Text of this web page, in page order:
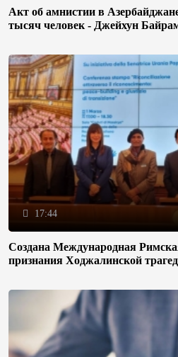
Акт об амнистии в
тысяч человек - Джейхун
17:44
Создана Международная
признания Ходжалинской